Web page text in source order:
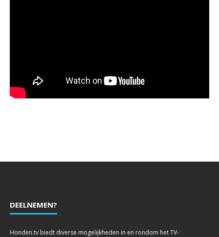
DEELNEMEN?
Honden.tv biedt diverse mogelijkheden in en rondom het TV-